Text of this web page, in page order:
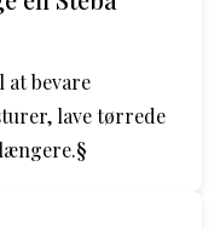
at bevare
lave tørrede